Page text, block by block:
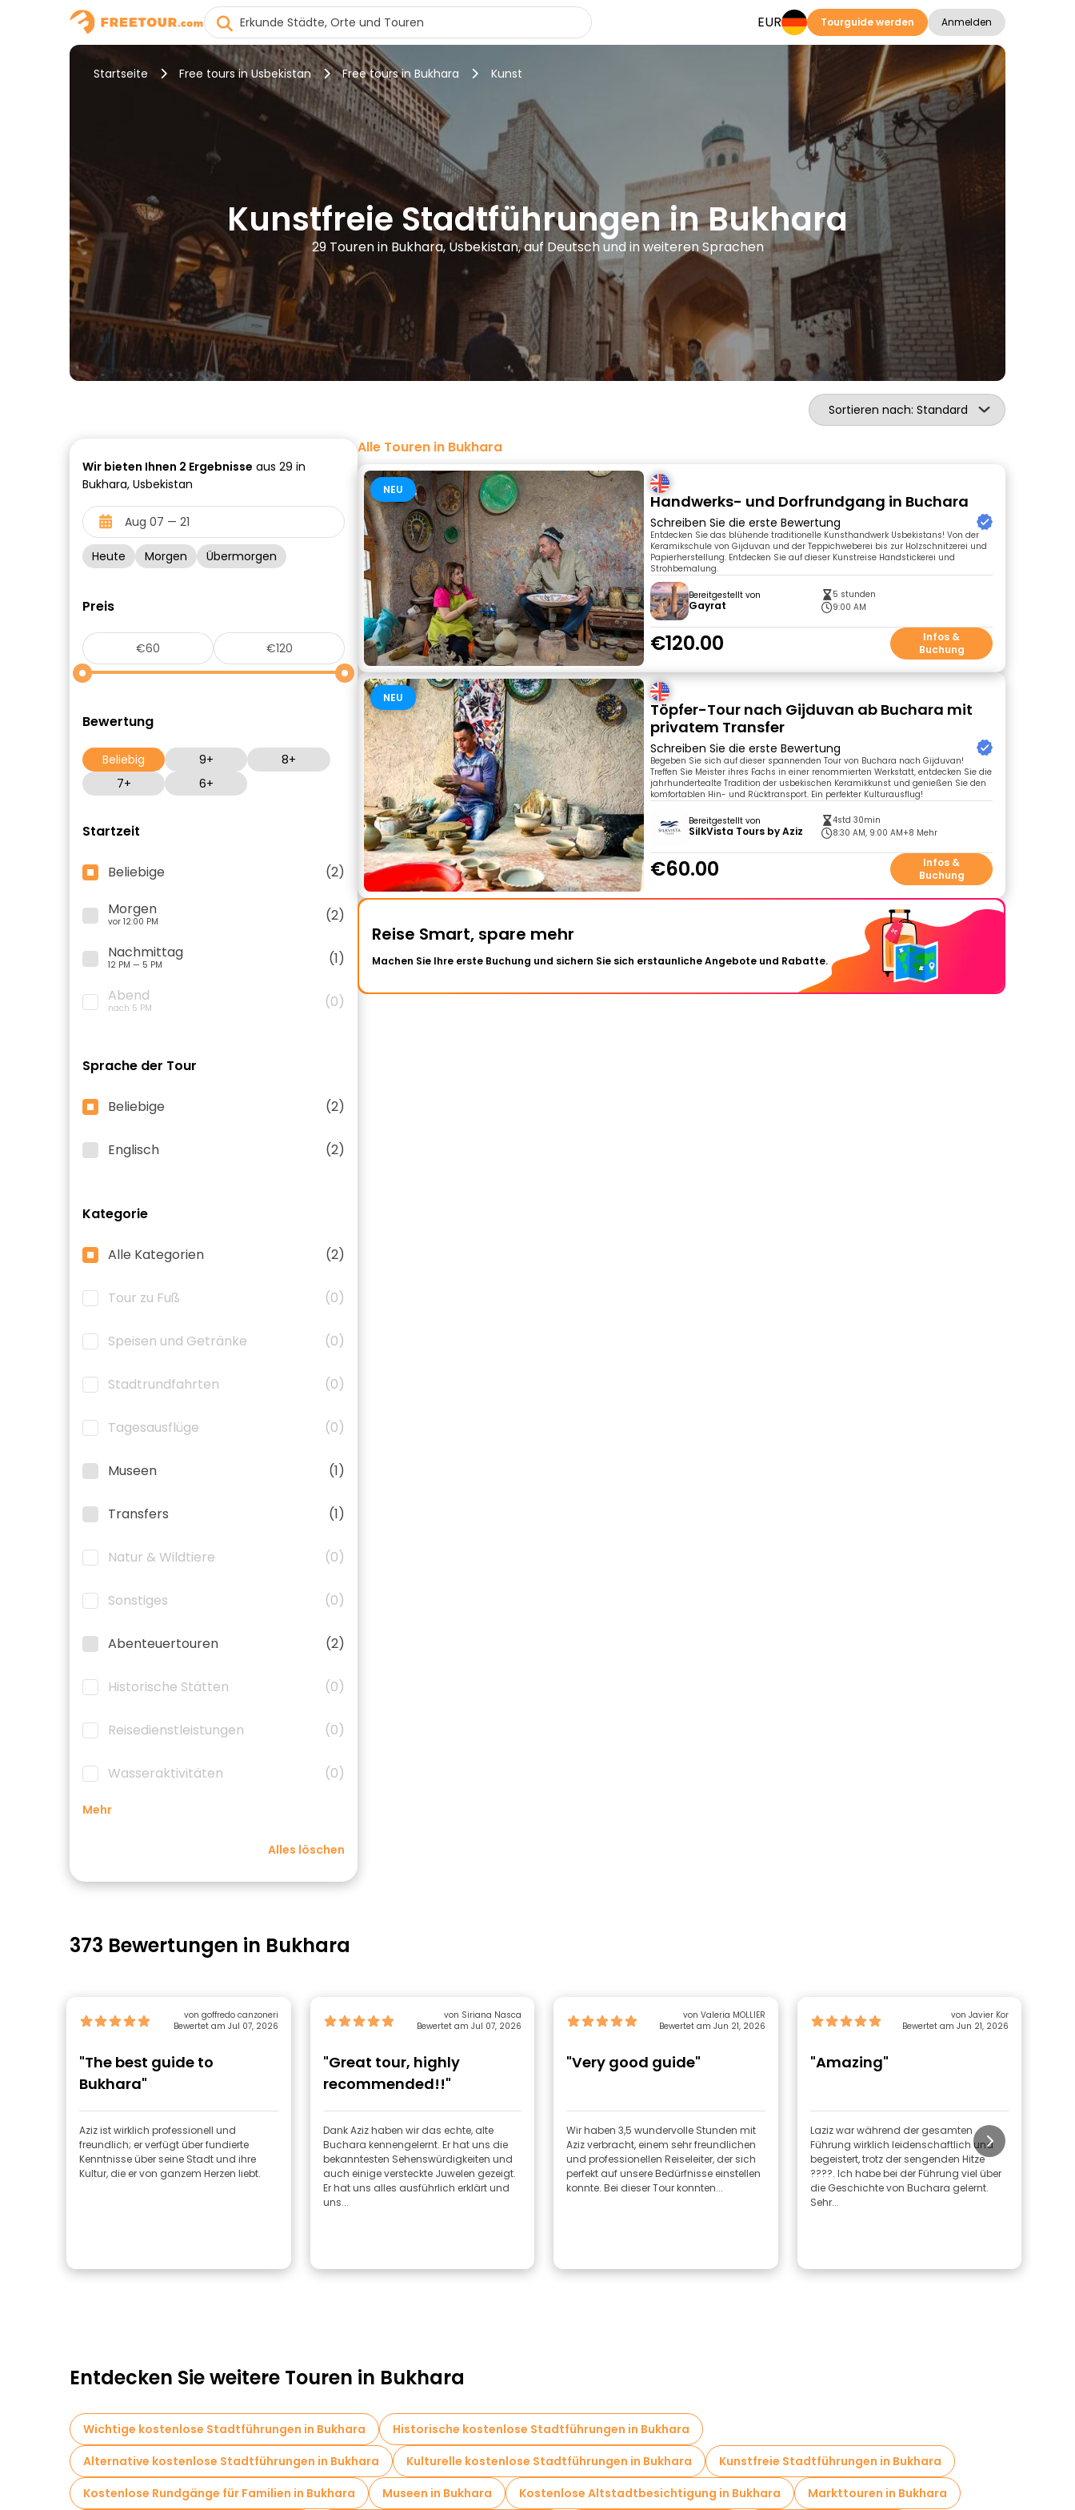
EUR Tourguide werden Anmelden
Startseite Free tours in Usbekistan Free tours in Bukhara Kunst
Kunstfreie Stadtführungen in Bukhara
29 Touren in Bukhara, Usbekistan, auf Deutsch und in weiteren Sprachen
Sortieren nach: Standard
Wir bieten Ihnen 2 Ergebnisse aus 29 in
Bukhara, Usbekistan
Heute Morgen Übermorgen
Preis
Bewertung
Beliebig 9+
8+
7+
6+
Startzeit
Beliebige
(2)
Morgen
vor 12:00 PM
(2)
Nachmittag
12 PM — 5 PM
(1)
Abend
nach 5 PM (0)
Sprache der Tour
Beliebige (2)
Englisch (2)
Kategorie
Alle Kategorien (2)
Tour zu Fuß (0)
Speisen und Getränke (0)
Stadtrundfahrten (0)
Tagesausflüge (0)
Museen (1)
Transfers (1)
Natur & Wildtiere (0)
Sonstiges (0)
Abenteuertouren (2)
Historische Stätten (0)
Reisedienstleistungen (0)
Wasseraktivitäten (0)
Mehr
Alles löschen
Alle Touren in Bukhara
NEU
Handwerks- und Dorfrundgang in Buchara
Schreiben Sie die erste Bewertung
Entdecken Sie das blühende traditionelle Kunsthandwerk Usbekistans! Von der
Keramikschule von Gijduvan und der Teppichweberei bis zur Holzschnitzerei und
Papierherstellung. Entdecken Sie auf dieser Kunstreise Handstickerei und
Strohbemalung.
Bereitgestellt von
Gayrat
5 stunden
9:00 AM
€120.00
Infos &
Buchung
NEU
Töpfer-Tour nach Gijduvan ab Buchara mit
privatem Transfer
Schreiben Sie die erste Bewertung
Begeben Sie sich auf dieser spannenden Tour von Buchara nach Gijduvan!
Treffen Sie Meister ihres Fachs in einer renommierten Werkstatt, entdecken Sie die
jahrhundertealte Tradition der usbekischen Keramikkunst und genießen Sie den
komfortablen Hin- und Rücktransport. Ein perfekter Kulturausflug!
Bereitgestellt von
SilkVista Tours by Aziz
4std 30min
8:30 AM, 9:00 AM+8 Mehr
€60.00
Infos &
Buchung
Reise Smart, spare mehr
Machen Sie Ihre erste Buchung und sichern Sie sich erstaunliche Angebote und Rabatte.
373 Bewertungen in Bukhara
von goffredo canzoneri
Bewertet am Jul 07, 2026
"The best guide to
Bukhara"
Aziz ist wirklich professionell und
freundlich; er verfügt über fundierte
Kenntnisse über seine Stadt und ihre
Kultur, die er von ganzem Herzen liebt.
von Siriana Nasca
Bewertet am Jul 07, 2026
"Great tour, highly
recommended!!"
Dank Aziz haben wir das echte, alte
Buchara kennengelernt. Er hat uns die
bekanntesten Sehenswürdigkeiten und
auch einige versteckte Juwelen gezeigt.
Er hat uns alles ausführlich erklärt und
uns...
von Valeria MOLLIER
Bewertet am Jun 21, 2026
"Very good guide"
Wir haben 3,5 wundervolle Stunden mit
Aziz verbracht, einem sehr freundlichen
und professionellen Reiseleiter, der sich
perfekt auf unsere Bedürfnisse einstellen
konnte. Bei dieser Tour konnten...
von Javier Kor
Bewertet am Jun 21, 2026
"Amazing"
Laziz war während der gesamten
Führung wirklich leidenschaftlich und
begeistert, trotz der sengenden Hitze
????. Ich habe bei der Führung viel über
die Geschichte von Buchara gelernt.
Sehr...
Entdecken Sie weitere Touren in Bukhara
Wichtige kostenlose Stadtführungen in Bukhara
Historische kostenlose Stadtführungen in Bukhara
Alternative kostenlose Stadtführungen in Bukhara
Kulturelle kostenlose Stadtführungen in Bukhara
Kunstfreie Stadtführungen in Bukhara
Kostenlose Rundgänge für Familien in Bukhara
Museen in Bukhara Kostenlose Altstadtbesichtigung in Bukhara
Markttouren in Bukhara